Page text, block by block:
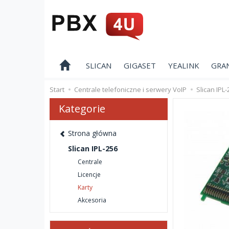
SLICAN GIGASET YEALINK
Start Centrale telefoniczne i serwery VoIP Slican IPL-
Kategorie
Strona główna
Slican IPL-256
Centrale
Licencje
Karty
Akcesoria